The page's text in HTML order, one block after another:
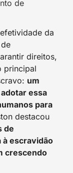
de
da
direitos,
principal
um
essa
para
destacou
de
à escravidão
crescendo